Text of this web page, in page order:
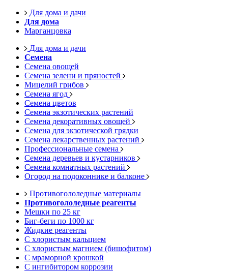
Для дома и дачи
Для дома
Марганцовка
Для дома и дачи
Семена
Семена овощей
Семена зелени и пряностей
Мицелий грибов
Семена ягод
Семена цветов
Семена экзотических растений
Семена декоративных овощей
Семена для экзотической грядки
Семена лекарственных растений
Профессиональные семена
Семена деревьев и кустарников
Семена комнатных растений
Огород на подоконнике и балконе
Противогололедные материалы
Противогололедные реагенты
Мешки по 25 кг
Биг-беги по 1000 кг
Жидкие реагенты
С хлористым кальцием
С хлористым магнием (бишофитом)
С мраморной крошкой
С ингибитором коррозии